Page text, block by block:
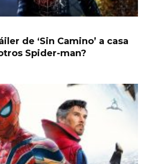
de ‘Sin Camino’ a casa
Spider-man?